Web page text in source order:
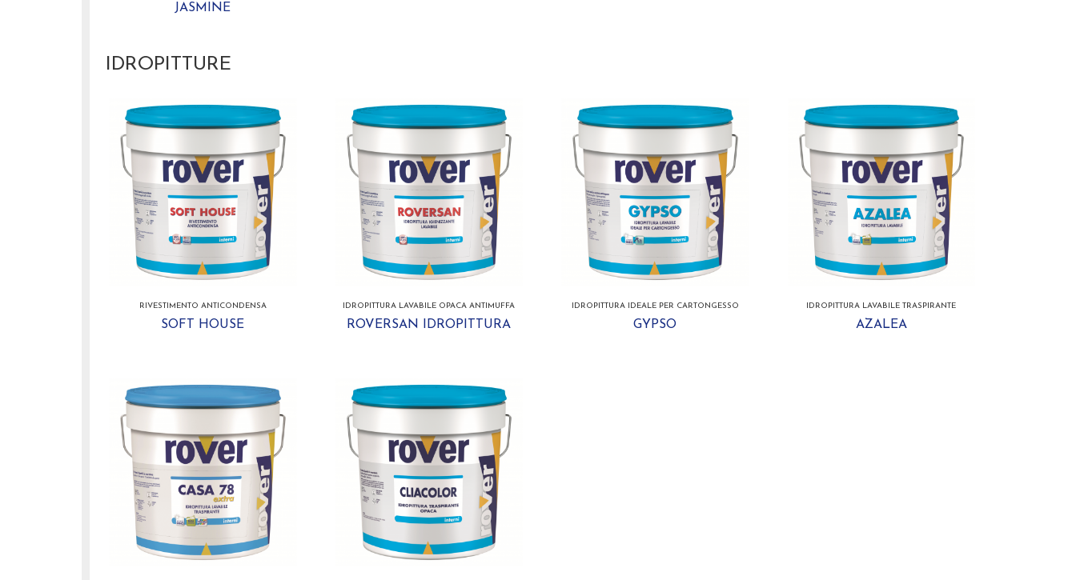
JASMINE
IDROPITTURE
RIVESTIMENTO ANTICONDENSA
SOFT HOUSE
IDROPITTURA LAVABILE OPACA ANTIMUFFA
ROVERSAN IDROPITTURA
IDROPITTURA IDEALE PER CARTONGESSO
GYPSO
IDROPITTURA LAVABILE TRASPIRANTE
AZALEA